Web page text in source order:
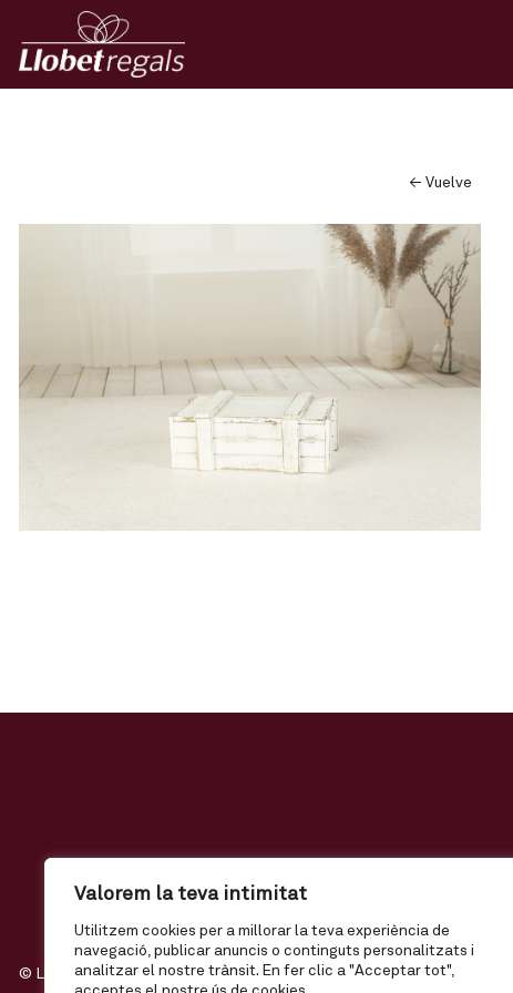
Valorem la teva intimitat
Utilitzem cookies per a millorar la teva experiència de
navegació, publicar anuncis o continguts personalitzats i
analitzar el nostre trànsit. En fer clic a "Acceptar tot",
← Vuelve
© Llobet Regals, 2020 | T.93 876 18 50 | llobet@llobetregals.com